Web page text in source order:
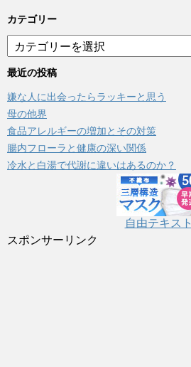
カテゴリー
テ
ゴ
ー
最近の投稿
嫌な人に出会ったらラッキーと思う
母の他界
食品アレルギーの増加とその対策
腸内フローラと健康の深い関係
冷水と白湯で代謝に違いはあるのか？
自由テキスト
スポンサーリンク